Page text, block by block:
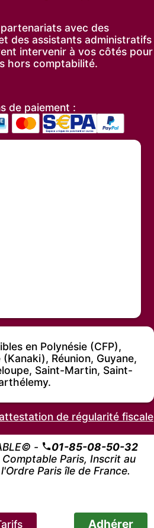
avec des
des assistants administratifs
intervenir à vos côtés pour
hors comptabilité.
de paiement :
en Polynésie (CFP),
Réunion, Guyane,
Saint-Martin, Saint-
de régularité fiscale
-
01-85-08-50-32
Paris, Inscrit au
Paris île de France.
Adhérer